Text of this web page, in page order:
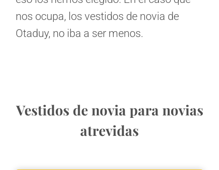
nos ocupa, los vestidos de novia de
Otaduy, no iba a ser menos.
Vestidos de novia para novias
atrevidas